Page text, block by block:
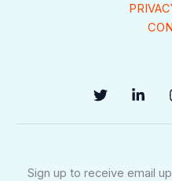
Sign up to receive email